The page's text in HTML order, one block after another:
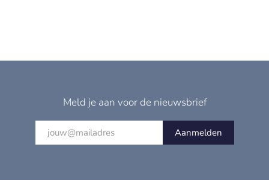
Meld je aan voor de nieuwsbrief
Aanmelden